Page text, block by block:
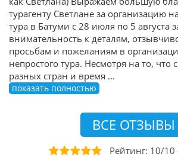
турагенту Светлане за организацию
тура в Батуми с 28 июля по 5 августа
внимательность к деталям,
просьбам и пожеланиям в
непростого тура. Несмотря на то, что
разных стран и время ...
показать полностью
ВСЕ ОТЗЫВЫ
Рейтинг: 10/10